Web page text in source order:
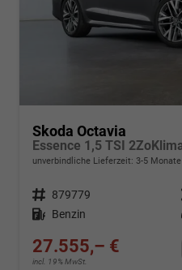
Skoda Octavia
unverbindliche Lieferzeit: 3-5 Monate
Fahrzeugnr. 879779
Kraftstoff Benzin
27.555,– €
incl. 19% MwSt.